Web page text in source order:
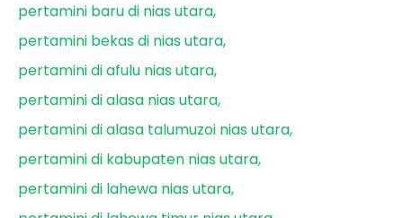
pertamini baru di nias utara
pertamini bekas di nias utara
pertamini di afulu nias utara
pertamini di alasa nias utara
pertamini di alasa talumuzoi nias utara
pertamini di kabupaten nias utara
pertamini di lahewa nias utara